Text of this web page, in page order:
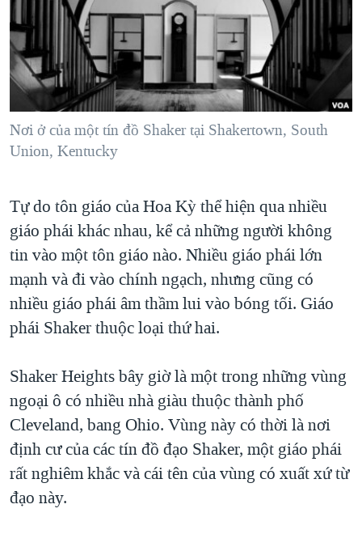
"Tìm"NGƯỜI VIỆT HẢI NGOẠI
ĐỜI SỐNG
KINH TẾ
KHOA HỌC
SỨC KHOẺ
VĂN HOÁ
TẠI
HÀNH TRÌNH BẦU CỬ 2024
MỘT NĂM CHIẾN TRANH TẠI DẢI GAZA
GIẢI MÃ VÀNH ĐAI & CON ĐƯỜNG
TRỊNH VĨNH BÌNH - NGƯỜI HẠ 'BÊN THẮNG CUỘC'
CHI PHÍ CHIẾN TRANH AFGHANISTAN
CÁC GIÁ TRỊ CỘNG HÒA Ở VIỆT NAM
THƯỢNG ĐỈNH TRUMP-KIM TẠI VIỆT NAM
TRỊNH VĨNH BÌNH VS. CHÍNH PHỦ VIỆT NAM
NGƯ DÂN VIỆT VÀ LÀN SÓNG TRỘM HẢI SÂM
QUAN HỆ VIỆT MỸ
VIDEO
NGHE
MẠNG XÃ HỘI
Ngôn ngữ khác
Nơi ở của một tín đồ Shaker tại Shakertown, South
Union, Kentucky
Tự do tôn giáo của Hoa Kỳ thể hiện qua nhiều
giáo phái khác nhau, kể cả những người không
tin vào một tôn giáo nào. Nhiều giáo phái lớn
mạnh và đi vào chính ngạch, nhưng cũng có
nhiều giáo phái âm thầm lui vào bóng tối. Giáo
phái Shaker thuộc loại thứ hai.
Shaker Heights bây giờ là một trong những vùng
ngoại ô có nhiều nhà giàu thuộc thành phố
Cleveland, bang Ohio. Vùng này có thời là nơi
định cư của các tín đồ đạo Shaker, một giáo phái
rất nghiêm khắc và cái tên của vùng có xuất xứ từ
đạo này.